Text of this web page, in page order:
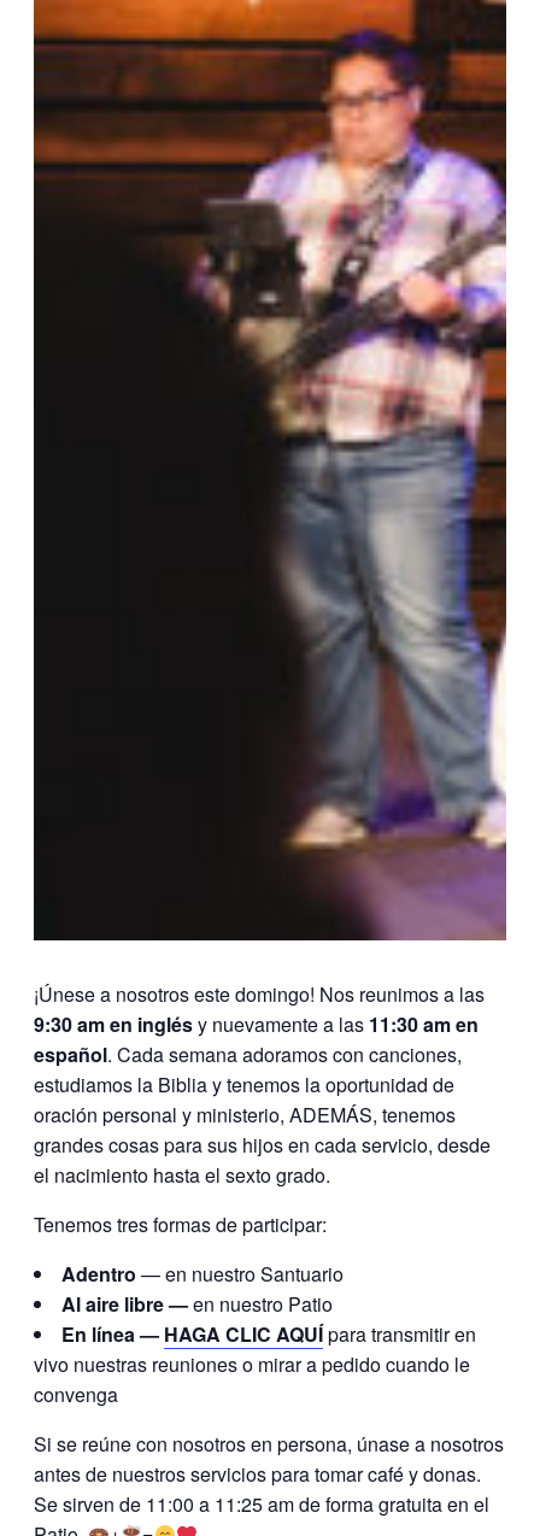
¡Únese a nosotros este domingo! Nos reunimos a las
9:30 am en inglésy nuevamente a las 11:30 am en
español. Cada semana adoramos con canciones,
estudiamos la Biblia y tenemos la oportunidad de
oración personal y ministerio, ADEMÁS, tenemos
grandes cosas para sus hijos en cada servicio, desde
el nacimiento hasta el sexto grado.
Tenemos tres formas de participar:
Adentro — en nuestro Santuario
Al aire libre —en nuestro Patio
En línea — HAGA CLIC AQUÍpara transmitir en
vivo nuestras reuniones o mirar a pedido cuando le
convenga
Si se reúne con nosotros en persona, únase a nosotros
antes de nuestros servicios para tomar café y donas.
Se sirven de 11:00 a 11:25 am de forma gratuita en el